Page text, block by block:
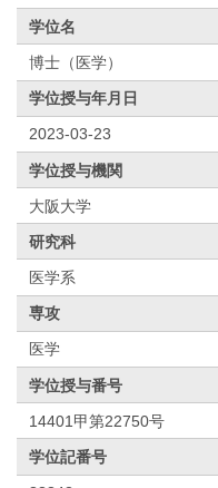
学位名
博士（医学）
学位授与年月日
2023-03-23
学位授与機関
大阪大学
研究科
医学系
専攻
医学
学位授与番号
14401甲第22750号
学位記番号